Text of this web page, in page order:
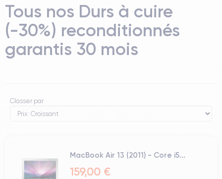
Tous nos Durs à cuire
(-30%) reconditionnés
garantis 30 mois
Classer par
MacBook Air 13 (2011) - Core i5...
159,00 €